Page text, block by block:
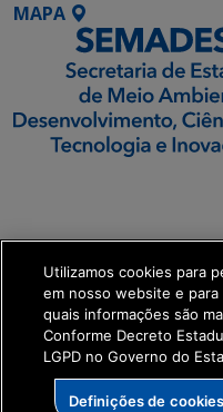
MAPA
Transformação Digital
get_footer();
Utilizamos cookies para
em nosso website e
quais informações são
Conforme Decreto
LGPD no Governo do
Definições de cookies